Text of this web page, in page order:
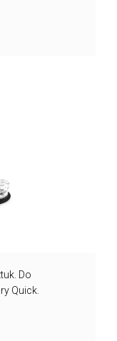
Do
Quick.